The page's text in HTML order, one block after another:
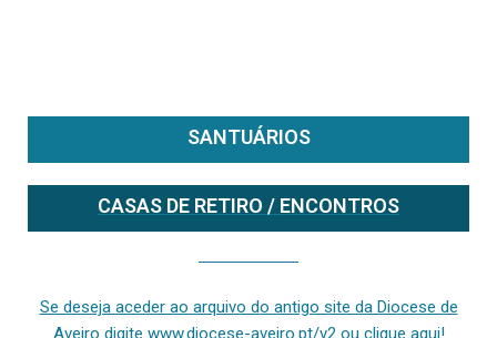
SANTUÁRIOS
CASAS DE RETIRO / ENCONTROS
Se deseja aceder ao arquivo do antigo site da Diocese de
Aveiro digite www.diocese-aveiro.pt/v2 ou clique aqui!